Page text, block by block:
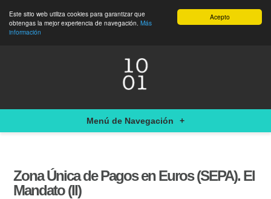
Acepto
Este sitio web utiliza cookies para garantizar que
obtengas la mejor experiencia de navegación. Más
información
Menú de Navegación +
Zona Única de Pagos en Euros (SEPA). El
Mandato (II)